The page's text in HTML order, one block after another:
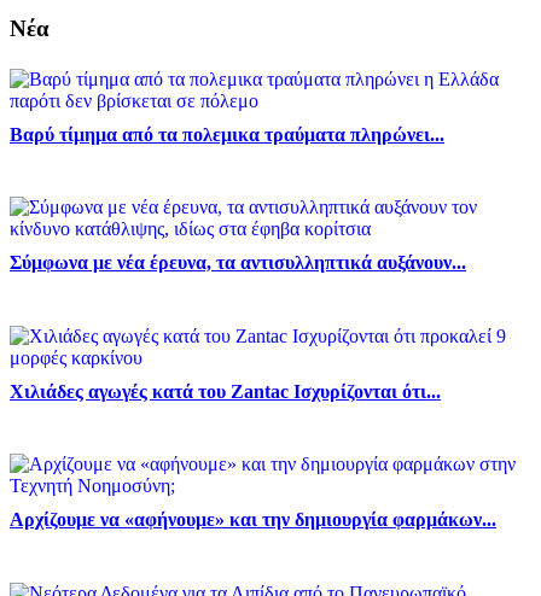
Νέα
Βαρύ τίμημα από τα πολεμικα τραύματα πληρώνει...
Σύμφωνα με νέα έρευνα, τα αντισυλληπτικά αυξάνουν...
Χιλιάδες αγωγές κατά του Zantac Ισχυρίζονται ότι...
Αρχίζουμε να «αφήνουμε» και την δημιουργία φαρμάκων...